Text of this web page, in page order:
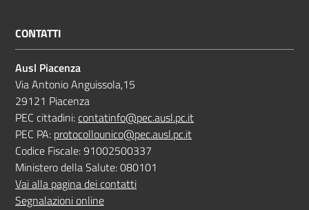
CONTATTI
Ausl Piacenza
Via Antonio Anguissola,15
29121 Piacenza
PEC cittadini:contatinfo@pec.ausl.pc.it
PEC PA: protocollounico@pec.ausl.pc.it
Codice Fiscale: 91002500337
Ministero della Salute: 080101
Vai alla pagina dei contatti
Segnalazioni online